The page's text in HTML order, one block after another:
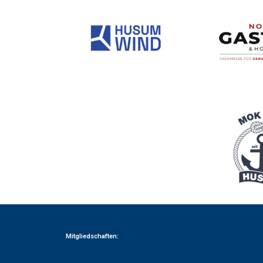
Mitgliedschaften: